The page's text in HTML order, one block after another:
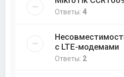
Ответы:4
с LTE-модемами
Ответы: 2